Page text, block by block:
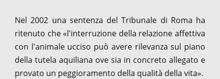
Nel 2002 una sentenza del Tribunale di Roma ha
ritenuto che «l'interruzione della relazione affettiva
con l'animale ucciso può avere rilevanza sul piano
della tutela aquiliana ove sia in concreto allegato e
provato un peggioramento della qualità della vita».